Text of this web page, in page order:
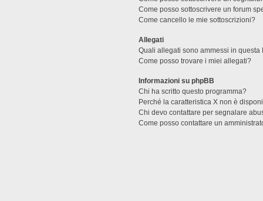
Come posso sottoscrivere un forum
Come cancello le mie sottoscrizioni?
Allegati
Quali allegati sono ammessi in questa
Come posso trovare i miei allegati?
Informazioni su phpBB
Chi ha scritto questo programma?
Perché la caratteristica X non è
Chi devo contattare per segnalare
Come posso contattare un